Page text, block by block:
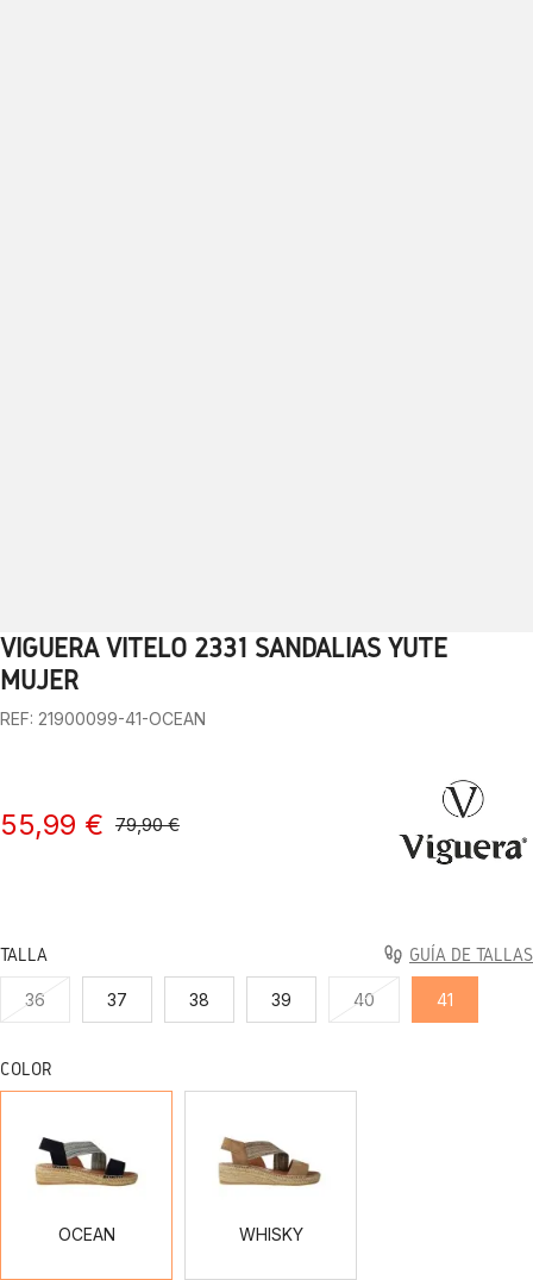
1 2 3 4 5 6 7 8 9 10
VIGUERA VITELO 2331 SANDALIAS YUTE
MUJER
REF: 21900099-41-OCEAN
55,99 € 79,90 €
TALLA GUÍA DE TALLAS
36 37 38 39 40 41
COLOR
OCEAN WHISKY